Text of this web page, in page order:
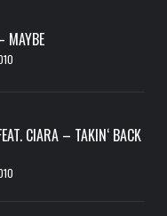
MAYBE
CIARA – TAKIN‘ BACK